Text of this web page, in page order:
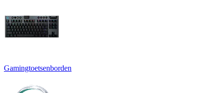
Gamingtoetsenborden